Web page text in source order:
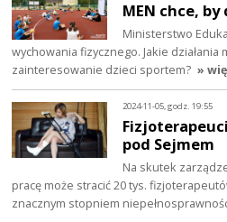
MEN chce, by
Ministerstwo
wychowania fizycznego. Jakie działania
zainteresowanie dzieci sportem? »
2024-11-05, godz. 19:55
pod Sejmem
Na skutek
pracę może stracić 20 tys.
znacznym stopniem